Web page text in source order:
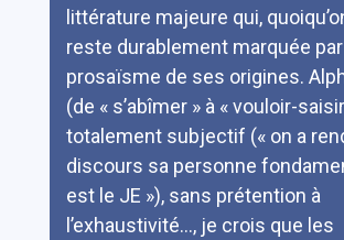
littérature majeure qui,
reste durablement marquée
prosaïsme de ses origines.
(de « s’abîmer » à « vouloir-
totalement subjectif (« on a
discours sa personne
est le JE »), sans prétention à
l’exhaustivité…, je crois que les